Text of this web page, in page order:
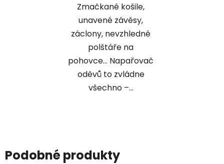
Zmačkané košile,
unavené závěsy,
záclony, nevzhledné
polštáře na
pohovce... Napařovač
oděvů to zvládne
všechno –...
Podobné produkty